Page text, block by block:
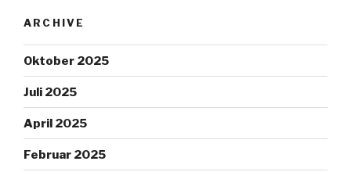
ARCHIVE
Oktober 2025
Juli 2025
April 2025
Februar 2025